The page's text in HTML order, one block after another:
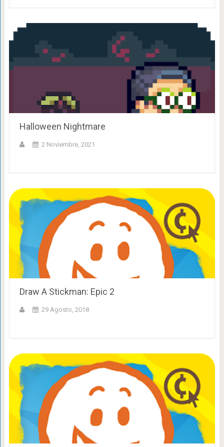
Halloween Nightmare
2 Noviembre, 2021
Draw A Stickman: Epic 2
29 Agosto, 2018